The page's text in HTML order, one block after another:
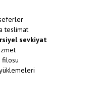
teslimat
sevkiyat
filosu